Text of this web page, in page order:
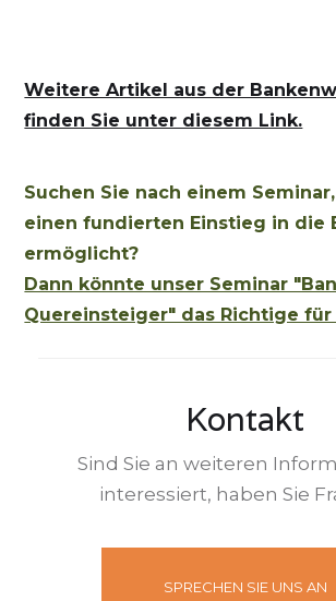
Weitere Artikel aus der
finden Sie unter diesem Link.
Suchen Sie nach einem
einen fundierten Einstieg in die
ermöglicht?
Dann könnte unser Seminar
Quereinsteiger" das Richtige für
Kontakt
Sind Sie an weiteren
interessiert, haben Sie
SPRECHEN SIE UNS AN